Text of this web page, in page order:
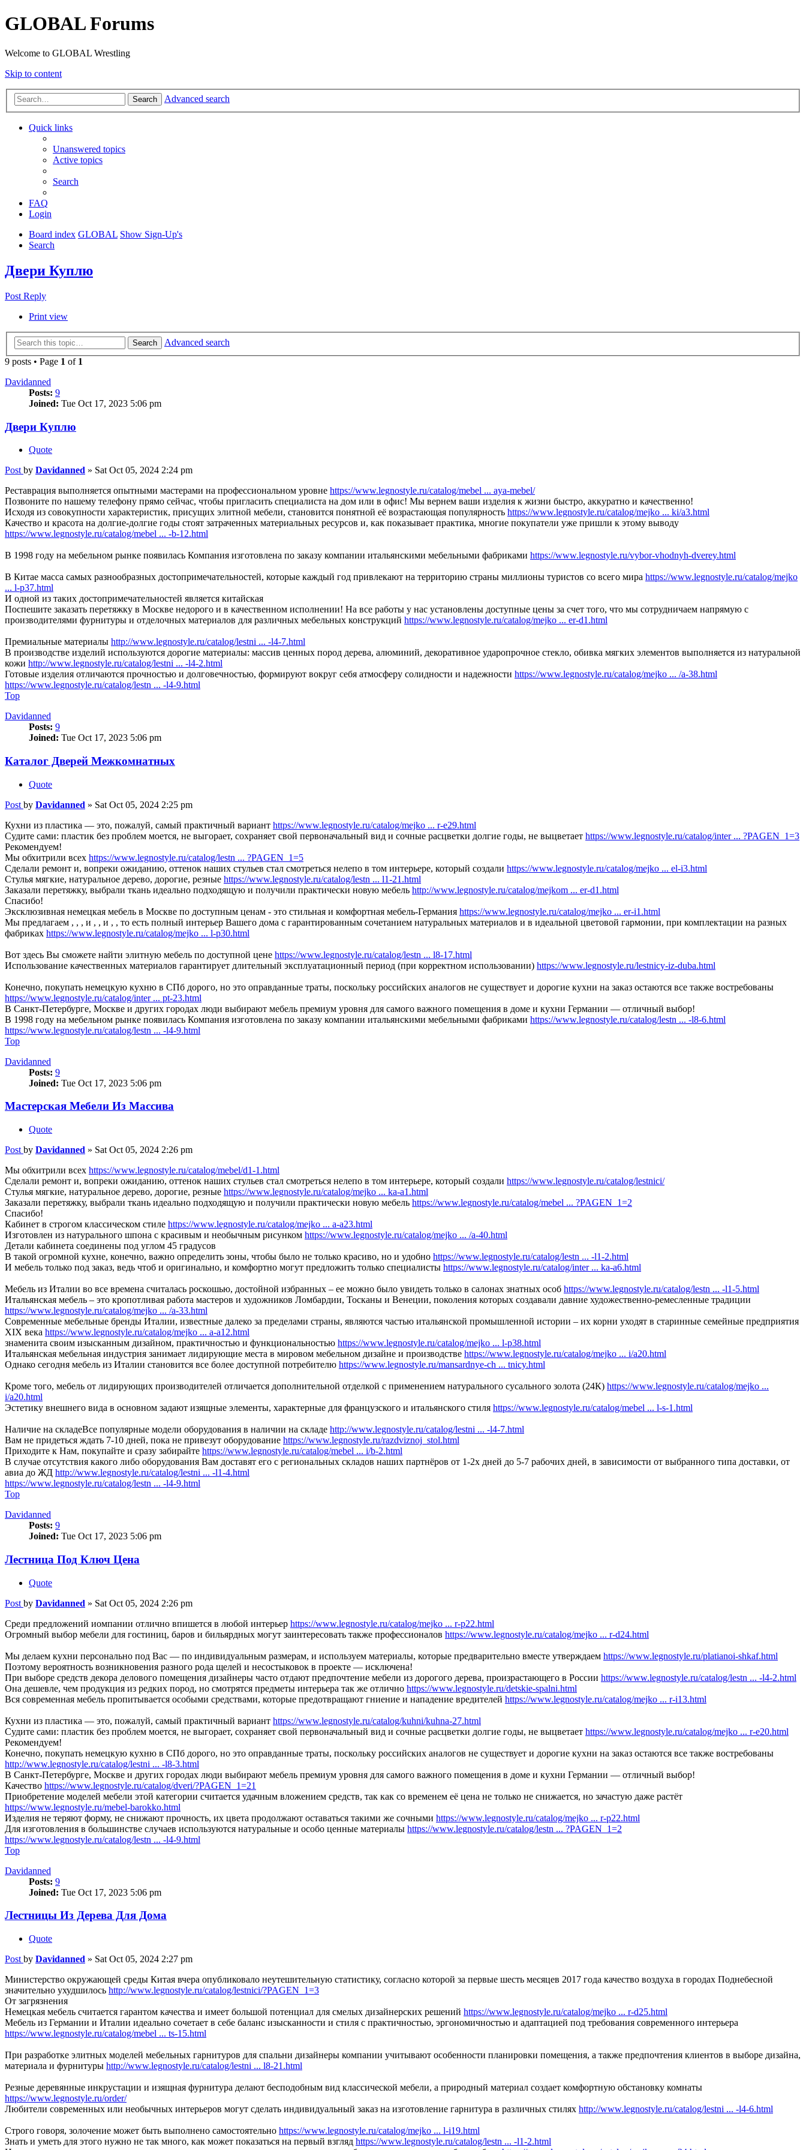
GLOBAL Forums
Welcome to GLOBAL Wrestling
Skip to content
Search Advanced search
Quick links
Unanswered topics
Active topics
Search
FAQ
Login
Board index GLOBAL Show Sign-Up's
Search
Двери Куплю
Post Reply
Print view
Search
Advanced search
9 posts • Page 1 of 1
Davidanned
Posts: 9
Joined: Tue Oct 17, 2023 5:06 pm
Двери Куплю
Quote
Post by Davidanned » Sat Oct 05, 2024 2:24 pm
Реставрация выполняется опытными мастерами на профессиональном уровне https://www.legnostyle.ru/catalog/mebel ... aya-mebel/
Позвоните по нашему телефону прямо сейчас, чтобы пригласить специалиста на дом или в офис! Мы вернем ваши изделия к жизни быстро, аккуратно и качественно!
Исходя из совокупности характеристик, присущих элитной мебели, становится понятной её возрастающая популярность https://www.legnostyle.ru/catalog/mejko ... ki/a3.html
Качество и красота на долгие-долгие годы стоят затраченных материальных ресурсов и, как показывает практика, многие покупатели уже пришли к этому выводу
https://www.legnostyle.ru/catalog/mebel ... -b-12.html
В 1998 году на мебельном рынке появилась Компания изготовлена по заказу компании итальянскими мебельными фабриками https://www.legnostyle.ru/vybor-vhodnyh-dverey.html
В Китае масса самых разнообразных достопримечательностей, которые каждый год привлекают на территорию страны миллионы туристов со всего мира https://www.legnostyle.ru/catalog/mejko
... l-p37.html
И одной из таких достопримечательностей является китайская
Поспешите заказать перетяжку в Москве недорого и в качественном исполнении! На все работы у нас установлены доступные цены за счет того, что мы сотрудничаем напрямую с
производителями фурнитуры и отделочных материалов для различных мебельных конструкций https://www.legnostyle.ru/catalog/mejko ... er-d1.html
Премиальные материалы http://www.legnostyle.ru/catalog/lestni ... -l4-7.html
В производстве изделий используются дорогие материалы: массив ценных пород дерева, алюминий, декоративное ударопрочное стекло, обивка мягких элементов выполняется из натуральной
кожи http://www.legnostyle.ru/catalog/lestni ... -l4-2.html
Готовые изделия отличаются прочностью и долговечностью, формируют вокруг себя атмосферу солидности и надежности https://www.legnostyle.ru/catalog/mejko ... /a-38.html
https://www.legnostyle.ru/catalog/lestn ... -l4-9.html
Top
Davidanned
Posts: 9
Joined: Tue Oct 17, 2023 5:06 pm
Каталог Дверей Межкомнатных
Quote
Post by Davidanned » Sat Oct 05, 2024 2:25 pm
Кухни из пластика — это, пожалуй, самый практичный вариант https://www.legnostyle.ru/catalog/mejko ... r-e29.html
Судите сами: пластик без проблем моется, не выгорает, сохраняет свой первоначальный вид и сочные расцветки долгие годы, не выцветает https://www.legnostyle.ru/catalog/inter ... ?PAGEN_1=3
Рекомендуем!
Мы обхитрили всех https://www.legnostyle.ru/catalog/lestn ... ?PAGEN_1=5
Сделали ремонт и, вопреки ожиданию, оттенок наших стульев стал смотреться нелепо в том интерьере, который создали https://www.legnostyle.ru/catalog/mejko ... el-i3.html
Стулья мягкие, натуральное дерево, дорогие, резные https://www.legnostyle.ru/catalog/lestn ... l1-21.html
Заказали перетяжку, выбрали ткань идеально подходящую и получили практически новую мебель http://www.legnostyle.ru/catalog/mejkom ... er-d1.html
Спасибо!
Эксклюзивная немецкая мебель в Москве по доступным ценам - это стильная и комфортная мебель-Германия https://www.legnostyle.ru/catalog/mejko ... er-i1.html
Мы предлагаем , , , и , , и , , то есть полный интерьер Вашего дома с гарантированным сочетанием натуральных материалов и в идеальной цветовой гармонии, при комплектации на разных
фабриках https://www.legnostyle.ru/catalog/mejko ... l-p30.html
Вот здесь Вы сможете найти элитную мебель по доступной цене https://www.legnostyle.ru/catalog/lestn ... l8-17.html
Использование качественных материалов гарантирует длительный эксплуатационный период (при корректном использовании) https://www.legnostyle.ru/lestnicy-iz-duba.html
Конечно, покупать немецкую кухню в СПб дорого, но это оправданные траты, поскольку российских аналогов не существует и дорогие кухни на заказ остаются все также востребованы
https://www.legnostyle.ru/catalog/inter ... pt-23.html
В Санкт-Петербурге, Москве и других городах люди выбирают мебель премиум уровня для самого важного помещения в доме и кухни Германии — отличный выбор!
В 1998 году на мебельном рынке появилась Компания изготовлена по заказу компании итальянскими мебельными фабриками https://www.legnostyle.ru/catalog/lestn ... -l8-6.html
https://www.legnostyle.ru/catalog/lestn ... -l4-9.html
Top
Davidanned
Posts: 9
Joined: Tue Oct 17, 2023 5:06 pm
Мастерская Мебели Из Массива
Quote
Post by Davidanned » Sat Oct 05, 2024 2:26 pm
Мы обхитрили всех https://www.legnostyle.ru/catalog/mebel/d1-1.html
Сделали ремонт и, вопреки ожиданию, оттенок наших стульев стал смотреться нелепо в том интерьере, который создали https://www.legnostyle.ru/catalog/lestnici/
Стулья мягкие, натуральное дерево, дорогие, резные https://www.legnostyle.ru/catalog/mejko ... ka-a1.html
Заказали перетяжку, выбрали ткань идеально подходящую и получили практически новую мебель https://www.legnostyle.ru/catalog/mebel ... ?PAGEN_1=2
Спасибо!
Кабинет в строгом классическом стиле https://www.legnostyle.ru/catalog/mejko ... a-a23.html
Изготовлен из натурального шпона с красивым и необычным рисунком https://www.legnostyle.ru/catalog/mejko ... /a-40.html
Детали кабинета соединены под углом 45 градусов
В такой огромной кухне, конечно, важно определить зоны, чтобы было не только красиво, но и удобно https://www.legnostyle.ru/catalog/lestn ... -l1-2.html
И мебель только под заказ, ведь чтоб и оригинально, и комфортно могут предложить только специалисты https://www.legnostyle.ru/catalog/inter ... ka-a6.html
Мебель из Италии во все времена считалась роскошью, достойной избранных – ее можно было увидеть только в салонах знатных особ https://www.legnostyle.ru/catalog/lestn ... -l1-5.html
Итальянская мебель – это кропотливая работа мастеров и художников Ломбардии, Тосканы и Венеции, поколения которых создавали давние художественно-ремесленные традиции
https://www.legnostyle.ru/catalog/mejko ... /a-33.html
Современные мебельные бренды Италии, известные далеко за пределами страны, являются частью итальянской промышленной истории – их корни уходят в старинные семейные предприятия
ХІХ века https://www.legnostyle.ru/catalog/mejko ... a-a12.html
знаменита своим изысканным дизайном, практичностью и функциональностью https://www.legnostyle.ru/catalog/mejko ... l-p38.html
Итальянская мебельная индустрия занимает лидирующие места в мировом мебельном дизайне и производстве https://www.legnostyle.ru/catalog/mejko ... i/a20.html
Однако сегодня мебель из Италии становится все более доступной потребителю https://www.legnostyle.ru/mansardnye-ch ... tnicy.html
Кроме того, мебель от лидирующих производителей отличается дополнительной отделкой с применением натурального сусального золота (24К) https://www.legnostyle.ru/catalog/mejko ...
i/a20.html
Эстетику внешнего вида в основном задают изящные элементы, характерные для французского и итальянского стиля https://www.legnostyle.ru/catalog/mebel ... l-s-1.html
Наличие на складеВсе популярные модели оборудования в наличии на складе http://www.legnostyle.ru/catalog/lestni ... -l4-7.html
Вам не придеться ждать 7-10 дней, пока не привезут оборудование https://www.legnostyle.ru/razdviznoj_stol.html
Приходите к Нам, покупайте и сразу забирайте https://www.legnostyle.ru/catalog/mebel ... i/b-2.html
В случае отсутствия какого либо оборудования Вам доставят его с региональных складов наших партнёров от 1-2х дней до 5-7 рабочих дней, в зависимости от выбранного типа доставки, от
авиа до ЖД http://www.legnostyle.ru/catalog/lestni ... -l1-4.html
https://www.legnostyle.ru/catalog/lestn ... -l4-9.html
Top
Davidanned
Posts: 9
Joined: Tue Oct 17, 2023 5:06 pm
Лестница Под Ключ Цена
Quote
Post by Davidanned » Sat Oct 05, 2024 2:26 pm
Среди предложений иомпании отлично впишется в любой интерьер https://www.legnostyle.ru/catalog/mejko ... r-p22.html
Огромный выбор мебели для гостиниц, баров и бильярдных могут заинтересовать также профессионалов https://www.legnostyle.ru/catalog/mejko ... r-d24.html
Мы делаем кухни персонально под Вас — по индивидуальным размерам, и используем материалы, которые предварительно вместе утверждаем https://www.legnostyle.ru/platianoi-shkaf.html
Поэтому вероятность возникновения разного рода щелей и несостыковок в проекте — исключена!
При выборе средств декора делового помещения дизайнеры часто отдают предпочтение мебели из дорогого дерева, произрастающего в России https://www.legnostyle.ru/catalog/lestn ... -l4-2.html
Она дешевле, чем продукция из редких пород, но смотрятся предметы интерьера так же отлично https://www.legnostyle.ru/detskie-spalni.html
Вся современная мебель пропитывается особыми средствами, которые предотвращают гниение и нападение вредителей https://www.legnostyle.ru/catalog/mejko ... r-i13.html
Кухни из пластика — это, пожалуй, самый практичный вариант https://www.legnostyle.ru/catalog/kuhni/kuhna-27.html
Судите сами: пластик без проблем моется, не выгорает, сохраняет свой первоначальный вид и сочные расцветки долгие годы, не выцветает https://www.legnostyle.ru/catalog/mejko ... r-e20.html
Рекомендуем!
Конечно, покупать немецкую кухню в СПб дорого, но это оправданные траты, поскольку российских аналогов не существует и дорогие кухни на заказ остаются все также востребованы
http://www.legnostyle.ru/catalog/lestni ... -l8-3.html
В Санкт-Петербурге, Москве и других городах люди выбирают мебель премиум уровня для самого важного помещения в доме и кухни Германии — отличный выбор!
Качество https://www.legnostyle.ru/catalog/dveri/?PAGEN_1=21
Приобретение моделей мебели этой категории считается удачным вложением средств, так как со временем её цена не только не снижается, но зачастую даже растёт
https://www.legnostyle.ru/mebel-barokko.html
Изделия не теряют форму, не снижают прочность, их цвета продолжают оставаться такими же сочными https://www.legnostyle.ru/catalog/mejko ... r-p22.html
Для изготовления в большинстве случаев используются натуральные и особо ценные материалы https://www.legnostyle.ru/catalog/lestn ... ?PAGEN_1=2
https://www.legnostyle.ru/catalog/lestn ... -l4-9.html
Top
Davidanned
Posts: 9
Joined: Tue Oct 17, 2023 5:06 pm
Лестницы Из Дерева Для Дома
Quote
Post by Davidanned » Sat Oct 05, 2024 2:27 pm
Министерство окружающей среды Китая вчера опубликовало неутешительную статистику, согласно которой за первые шесть месяцев 2017 года качество воздуха в городах Поднебесной
значительно ухудшилось http://www.legnostyle.ru/catalog/lestnici/?PAGEN_1=3
От загрязнения
Немецкая мебель считается гарантом качества и имеет большой потенциал для смелых дизайнерских решений https://www.legnostyle.ru/catalog/mejko ... r-d25.html
Мебель из Германии и Италии идеально сочетает в себе баланс изысканности и стиля с практичностью, эргономичностью и адаптацией под требования современного интерьера
https://www.legnostyle.ru/catalog/mebel ... ts-15.html
При разработке элитных моделей мебельных гарнитуров для спальни дизайнеры компании учитывают особенности планировки помещения, а также предпочтения клиентов в выборе дизайна,
материала и фурнитуры http://www.legnostyle.ru/catalog/lestni ... l8-21.html
Резные деревянные инкрустации и изящная фурнитура делают бесподобным вид классической мебели, а природный материал создает комфортную обстановку комнаты
https://www.legnostyle.ru/order/
Любители современных или необычных интерьеров могут сделать индивидуальный заказ на изготовление гарнитура в различных стилях http://www.legnostyle.ru/catalog/lestni ... -l4-6.html
Строго говоря, золочение может быть выполнено самостоятельно https://www.legnostyle.ru/catalog/mejko ... l-i19.html
Знать и уметь для этого нужно не так много, как может показаться на первый взгляд https://www.legnostyle.ru/catalog/lestn ... -l1-2.html